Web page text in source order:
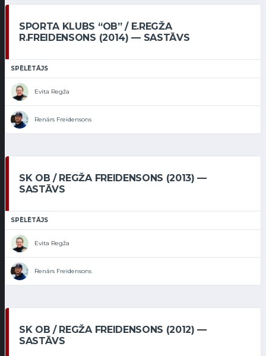
SPORTA KLUBS “OB” / E.REGŽA
R.FREIDENSONS (2014) — SASTĀVS
SPĒLĒTĀJS
Evita Regža
Renārs Freidensons
SK OB / REGŽA FREIDENSONS (2013) —
SASTĀVS
SPĒLĒTĀJS
Evita Regža
Renārs Freidensons
SK OB / REGŽA FREIDENSONS (2012) —
SASTĀVS